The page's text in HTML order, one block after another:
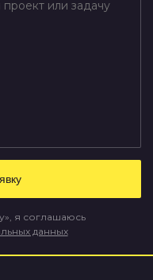
я соглашаюсь
данных